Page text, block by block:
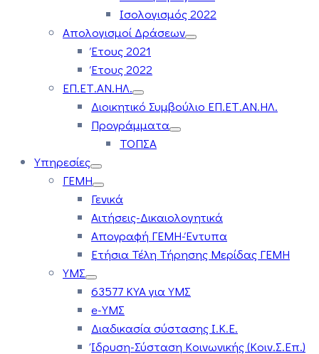
Ισολογισμός 2022
Απολογισμοί Δράσεων
Έτους 2021
Έτους 2022
ΕΠ.ΕΤ.ΑΝ.ΗΛ.
Διοικητικό Συμβούλιο ΕΠ.ΕΤ.ΑΝ.ΗΛ.
Προγράμματα
ΤΟΠΣΑ
Υπηρεσίες
ΓΕΜΗ
Γενικά
Αιτήσεις-Δικαιολογητικά
Απογραφή ΓΕΜΗ-Έντυπα
Ετήσια Τέλη Τήρησης Μερίδας ΓΕΜΗ
ΥΜΣ
63577 ΚΥΑ για ΥΜΣ
e-ΥΜΣ
Διαδικασία σύστασης Ι.Κ.Ε.
Ίδρυση-Σύσταση Κοινωνικής (Κοιν.Σ.Επ.)